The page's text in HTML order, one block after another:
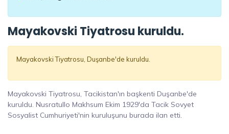
Mayakovski Tiyatrosu kuruldu.
Mayakovski Tiyatrosu, Duşanbe'de kuruldu.
Mayakovski Tiyatrosu, Tacikistan'ın başkenti Duşanbe'de
kuruldu. Nusratullo Makhsum Ekim 1929'da Tacik Sovyet
Sosyalist Cumhuriyeti'nin kuruluşunu burada ilan etti.